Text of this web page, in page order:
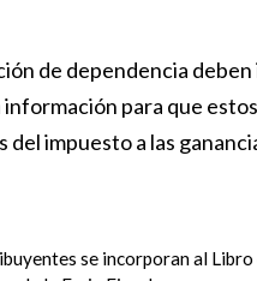
de dependencia
para que
del impuesto a las
se incorporan al